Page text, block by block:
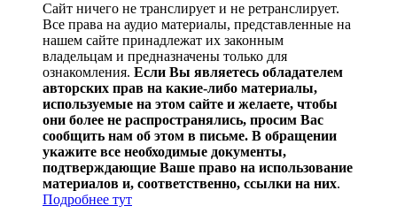
Сайт ничего не транслирует и не ретранслирует.
Все права на аудио материалы, представленные на
нашем сайте принадлежат их законным
владельцам и предназначены только для
ознакомления. Если Вы являетесь обладателем
авторских прав на какие-либо материалы,
используемые на этом сайте и желаете, чтобы
они более не распространялись, просим Вас
сообщить нам об этом в письме. В обращении
укажите все необходимые документы,
подтверждающие Ваше право на использование
материалов и, соответственно, ссылки на них.
Подробнее тут